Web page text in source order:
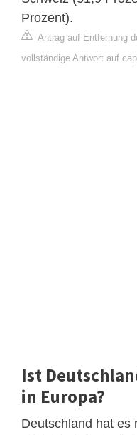
Prozent).
Antrag auf Entfernung
vollständige Antwort auf
Ist
in Europa?
Deutschland hat es